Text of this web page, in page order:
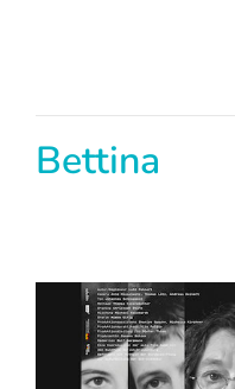
Bettina